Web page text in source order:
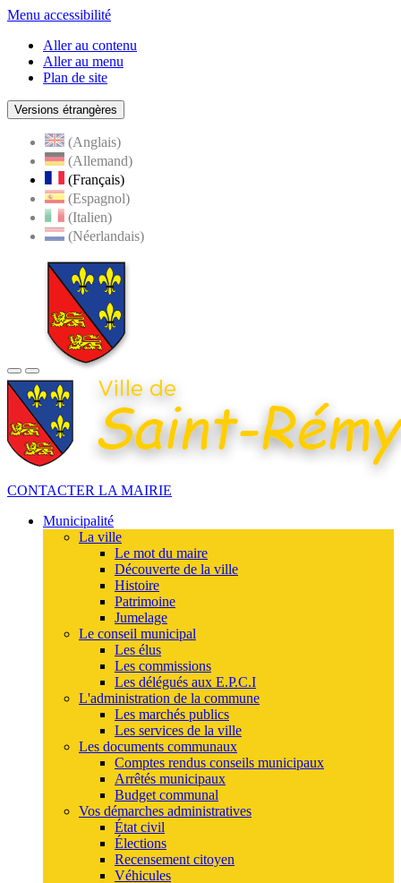
Menu accessibilité
Aller au contenu
Aller au menu
Plan de site
Versions étrangères
(Anglais)
(Allemand)
(Français)
(Espagnol)
(Italien)
(Néerlandais)
CONTACTER LA MAIRIE
Municipalité
La ville
Le mot du maire
Découverte de la ville
Histoire
Patrimoine
Jumelage
Le conseil municipal
Les élus
Les commissions
Les délégués aux E.P.C.I
L'administration de la commune
Les marchés publics
Les services de la ville
Les documents communaux
Comptes rendus conseils municipaux
Arrêtés municipaux
Budget communal
Vos démarches administratives
État civil
Élections
Recensement citoyen
Véhicules